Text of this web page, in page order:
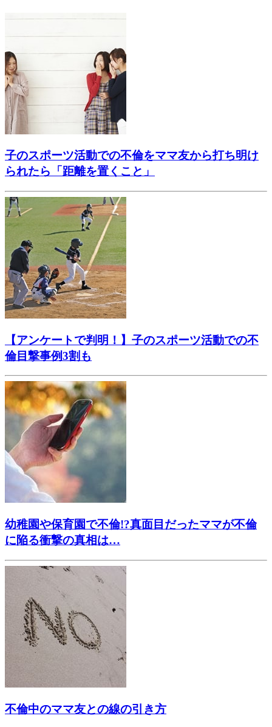
子のスポーツ活動での不倫をママ友から打ち明け
られたら「距離を置くこと」
【アンケートで判明！】子のスポーツ活動での不
倫目撃事例3割も
幼稚園や保育園で不倫!?真面目だったママが不倫
に陥る衝撃の真相は…
不倫中のママ友との線の引き方